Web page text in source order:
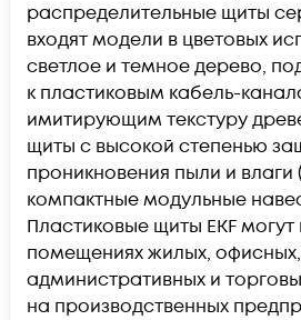
распределительные щиты
входят модели в цветовых
светлое и темное дерево,
к пластиковым кабель-
имитирующим текстуру
щиты с высокой степенью
проникновения пыли и влаги
компактные модульные
Пластиковые щиты EKF
помещениях жилых, офисных,
административных и
на производственных